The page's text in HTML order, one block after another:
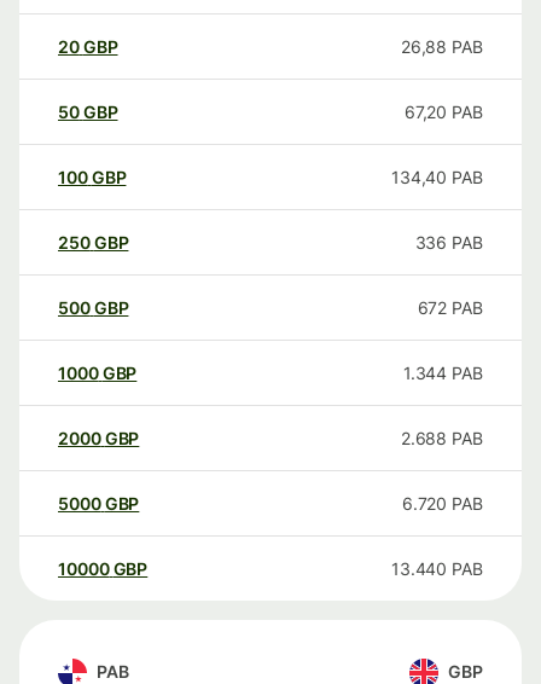
20GBP 26,88 PAB
50GBP 67,20 PAB
100GBP 134,40 PAB
250GBP 336 PAB
500GBP 672 PAB
1000GBP 1.344 PAB
2000GBP 2.688 PAB
5000GBP 6.720 PAB
10000 GBP 13.440 PAB
PAB GBP